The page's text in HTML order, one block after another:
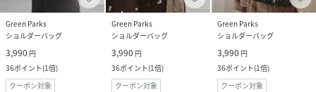
Green Parks
ショルダーバッグ
3,990 円
36ポイント(1倍)
クーポン対象
Green Parks
ショルダーバッグ
3,990 円
36ポイント(1倍)
クーポン対象
Green Parks
ショルダーバッグ
3,990 円
36ポイント(1倍)
クーポン対象